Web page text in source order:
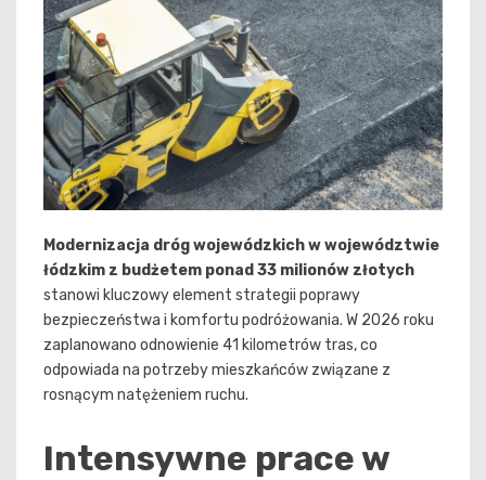
Modernizacja dróg wojewódzkich w województwie
łódzkim z budżetem ponad 33 milionów złotych
stanowi kluczowy element strategii poprawy
bezpieczeństwa i komfortu podróżowania. W 2026 roku
zaplanowano odnowienie 41 kilometrów tras, co
odpowiada na potrzeby mieszkańców związane z
rosnącym natężeniem ruchu.
Intensywne prace w